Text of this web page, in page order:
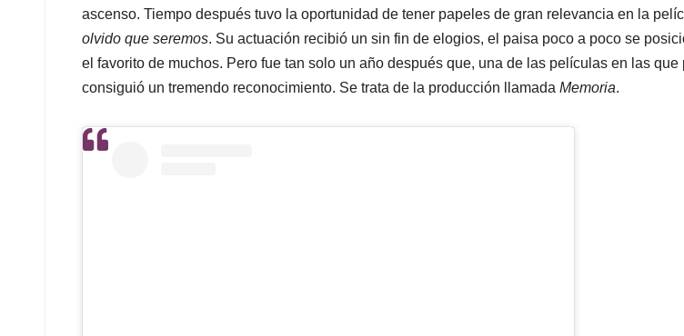
ascenso. Tiempo después tuvo la oportunidad de tener papeles de gran relevancia en la
olvido que seremos. Su actuación recibió un sin fin de elogios, el paisa poco a poco se
el favorito de muchos. Pero fue tan solo un año después que, una de las películas en las que
consiguió un tremendo reconocimiento. Se trata de la producción llamada Memoria.